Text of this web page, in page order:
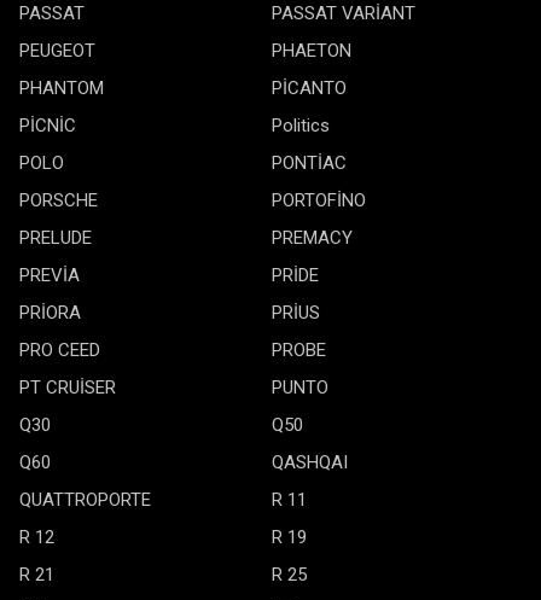
PASSAT
PASSAT VARİANT
PEUGEOT
PHAETON
PHANTOM
PİCANTO
PİCNİC
Politics
POLO
PONTİAC
PORSCHE
PORTOFİNO
PRELUDE
PREMACY
PREVİA
PRİDE
PRİORA
PRİUS
PRO CEED
PROBE
PT CRUİSER
PUNTO
Q30
Q50
Q60
QASHQAI
QUATTROPORTE
R 11
R 12
R 19
R 21
R 25